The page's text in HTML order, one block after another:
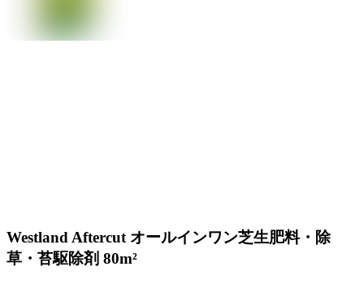
Westland Aftercut オールインワン芝生肥料・除
草・苔駆除剤 80m²